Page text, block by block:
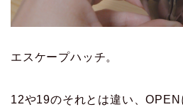
エスケープハッチ。
12や19のそれとは違い、